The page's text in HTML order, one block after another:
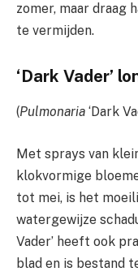
zomer, maar draag
te vermijden.
‘Dark Vader’
(Pulmonaria ‘Dark
Met sprays van
klokvormige
tot mei, is het
watergewijze
Vader’ heeft ook
blad en is bestand